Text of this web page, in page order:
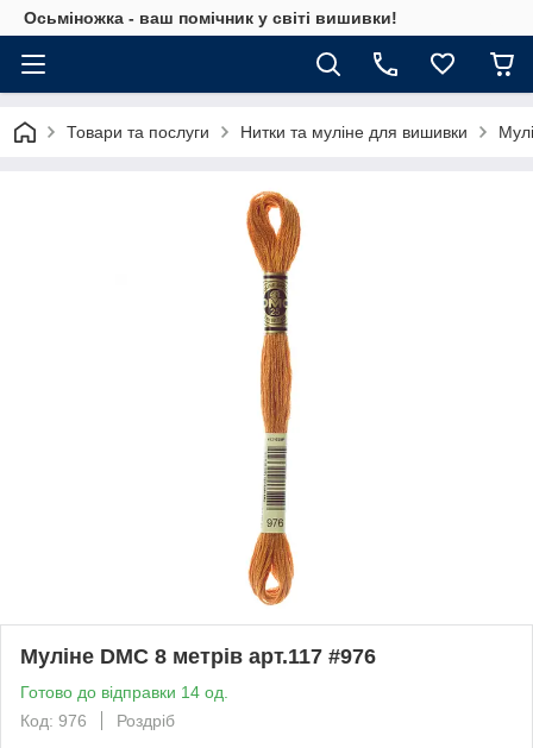
Осьміножка - ваш помічник у світі вишивки!
Товари та послуги Нитки та муліне для вишивки
Муліне DMC 8 метрів арт.117 #976
Готово до відправки 14 од.
Код: 976
Роздріб